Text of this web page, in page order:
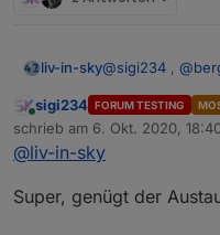
liv-in-sky@sigi234 @
diesmal mit
Online
sigi234 FORUM TESTING
schrieb am 6. Okt. 2020,
zuletzt editiert von
@liv-in-sky
Super, genügt der